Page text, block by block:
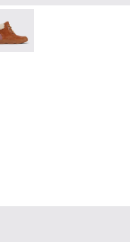
rojos de
006 002
- K900280-001